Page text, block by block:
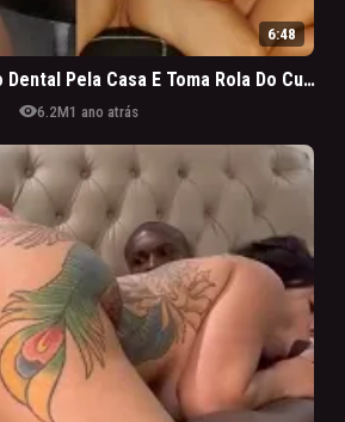
6:48
Rabuda Fica De Fio Dental Pela Casa E Toma Rola Do Cunhado Que Não Resiste
visibility6.2M1 ano atrás